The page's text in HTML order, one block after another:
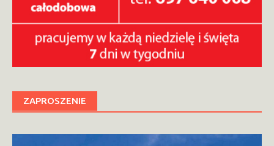
ZAPROSZENIE